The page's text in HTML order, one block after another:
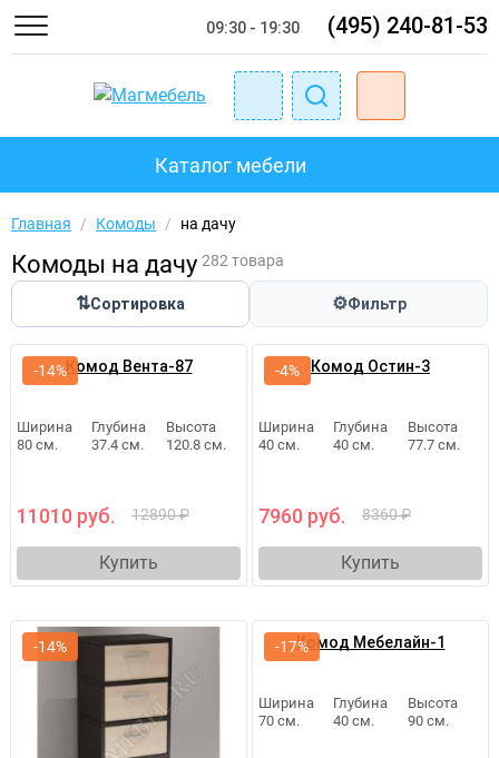
09:30 - 19:30 (495) 240-81-53
Каталог мебели
Главная / Комоды / на дачу
Комоды на дачу 282 товара
⇅Сортировка ⚙Фильтр
Комод Вента-87
Ширина
80 см.
Глубина
37.4 см.
Высота
120.8 см.
11010 руб. 12890 ₽
Купить
-14% Комод Остин-3
Ширина
40 см.
Глубина
40 см.
Высота
77.7 см.
7960 руб. 8360 ₽
Купить
-4%
-14% Комод Мебелайн-1
Ширина
70 см.
Глубина
40 см.
Высота
90 см.
-17%